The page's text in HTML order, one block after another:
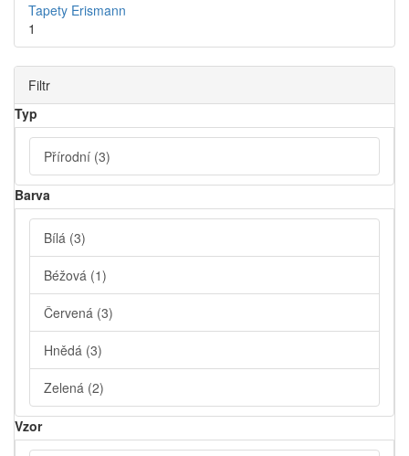
Tapety Erismann
1
Filtr
Typ
Přírodní (3)
Barva
Bílá (3)
Béžová (1)
Červená (3)
Hnědá (3)
Zelená (2)
Vzor